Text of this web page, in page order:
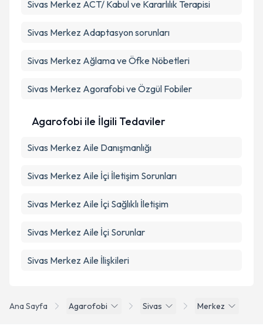
Ana Sayfa Agarofobi Sivas Merkez
Sivas Merkez ACT/ Kabul ve Kararlılık Terapisi
Sivas Merkez Adaptasyon sorunları
Sivas Merkez Ağlama ve Öfke Nöbetleri
Sivas Merkez Agorafobi ve Özgül Fobiler
Agarofobi ile İlgili Tedaviler
Sivas Merkez Aile Danışmanlığı
Sivas Merkez Aile İçi İletişim Sorunları
Sivas Merkez Aile İçi Sağlıklı İletişim
Sivas Merkez Aile İçi Sorunlar
Sivas Merkez Aile İlişkileri